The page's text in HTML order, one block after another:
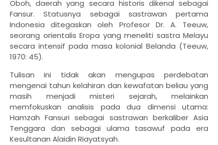
Oboh, daerah yang secara historis dikenal sebagai
Fansur. Statusnya sebagai sastrawan pertama
Indonesia ditegaskan oleh Profesor Dr. A. Teeuw,
seorang orientalis Eropa yang meneliti sastra Melayu
secara intensif pada masa kolonial Belanda (Teeuw,
1970: 45).
Tulisan ini tidak akan mengupas perdebatan
mengenai tahun kelahiran dan kewafatan beliau yang
masih menjadi misteri sejarah, melainkan
memfokuskan analisis pada dua dimensi utama:
Hamzah Fansuri sebagai sastrawan berkaliber Asia
Tenggara dan sebagai ulama tasawuf pada era
Kesultanan Alaidin Riayatsyah.